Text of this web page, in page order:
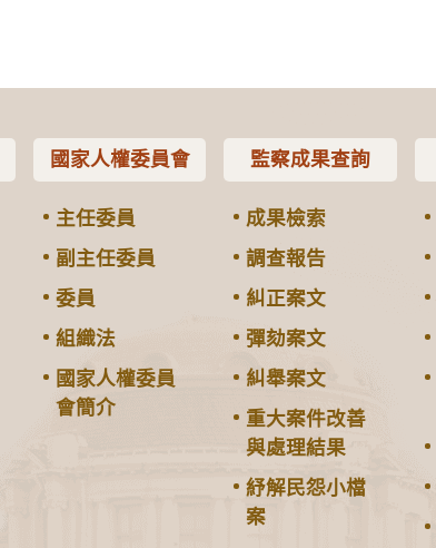
國家人權委員會
主任委員
副主任委員
委員
組織法
國家人權委員
會簡介
監察成果查詢
成果檢索
調查報告
糾正案文
彈劾案文
糾舉案文
重大案件改善
與處理結果
紓解民怨小檔
案